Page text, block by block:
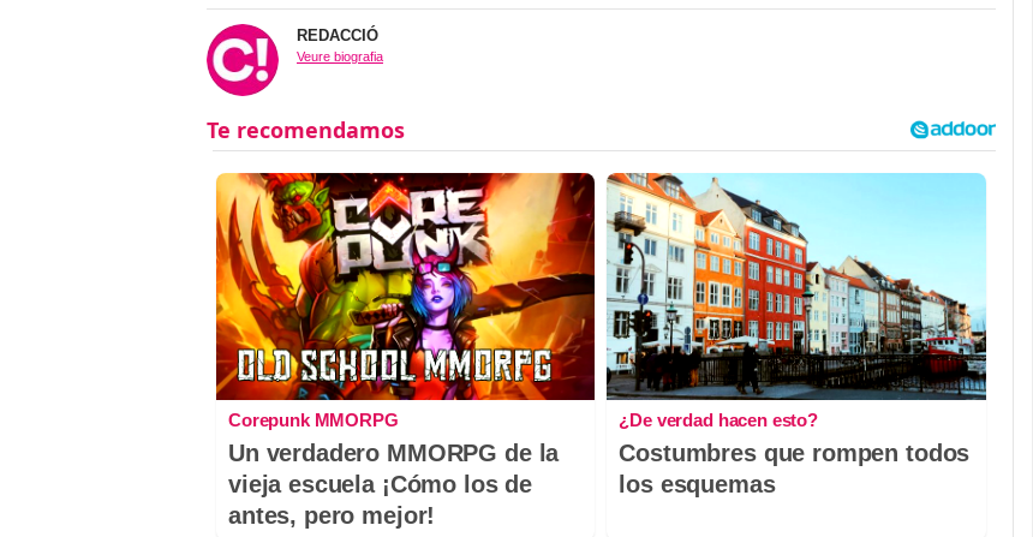
REDACCIÓ
Veure biografia
Corepunk MMORPG
Un verdadero MMORPG de la
vieja escuela ¡Cómo los de
antes, pero mejor!
¿De verdad hacen esto?
Costumbres que rompen todos
los esquemas